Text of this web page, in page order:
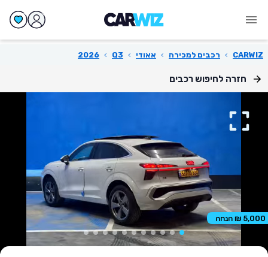
CARWIZ
› רכבים למכירה › אאודי ›
Q3
›
2026
חזרה לחיפוש רכבים
5,000 ₪ הנחה